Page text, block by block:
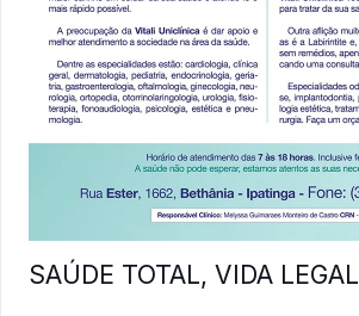
SAÚDE TOTAL, VIDA LEGAL